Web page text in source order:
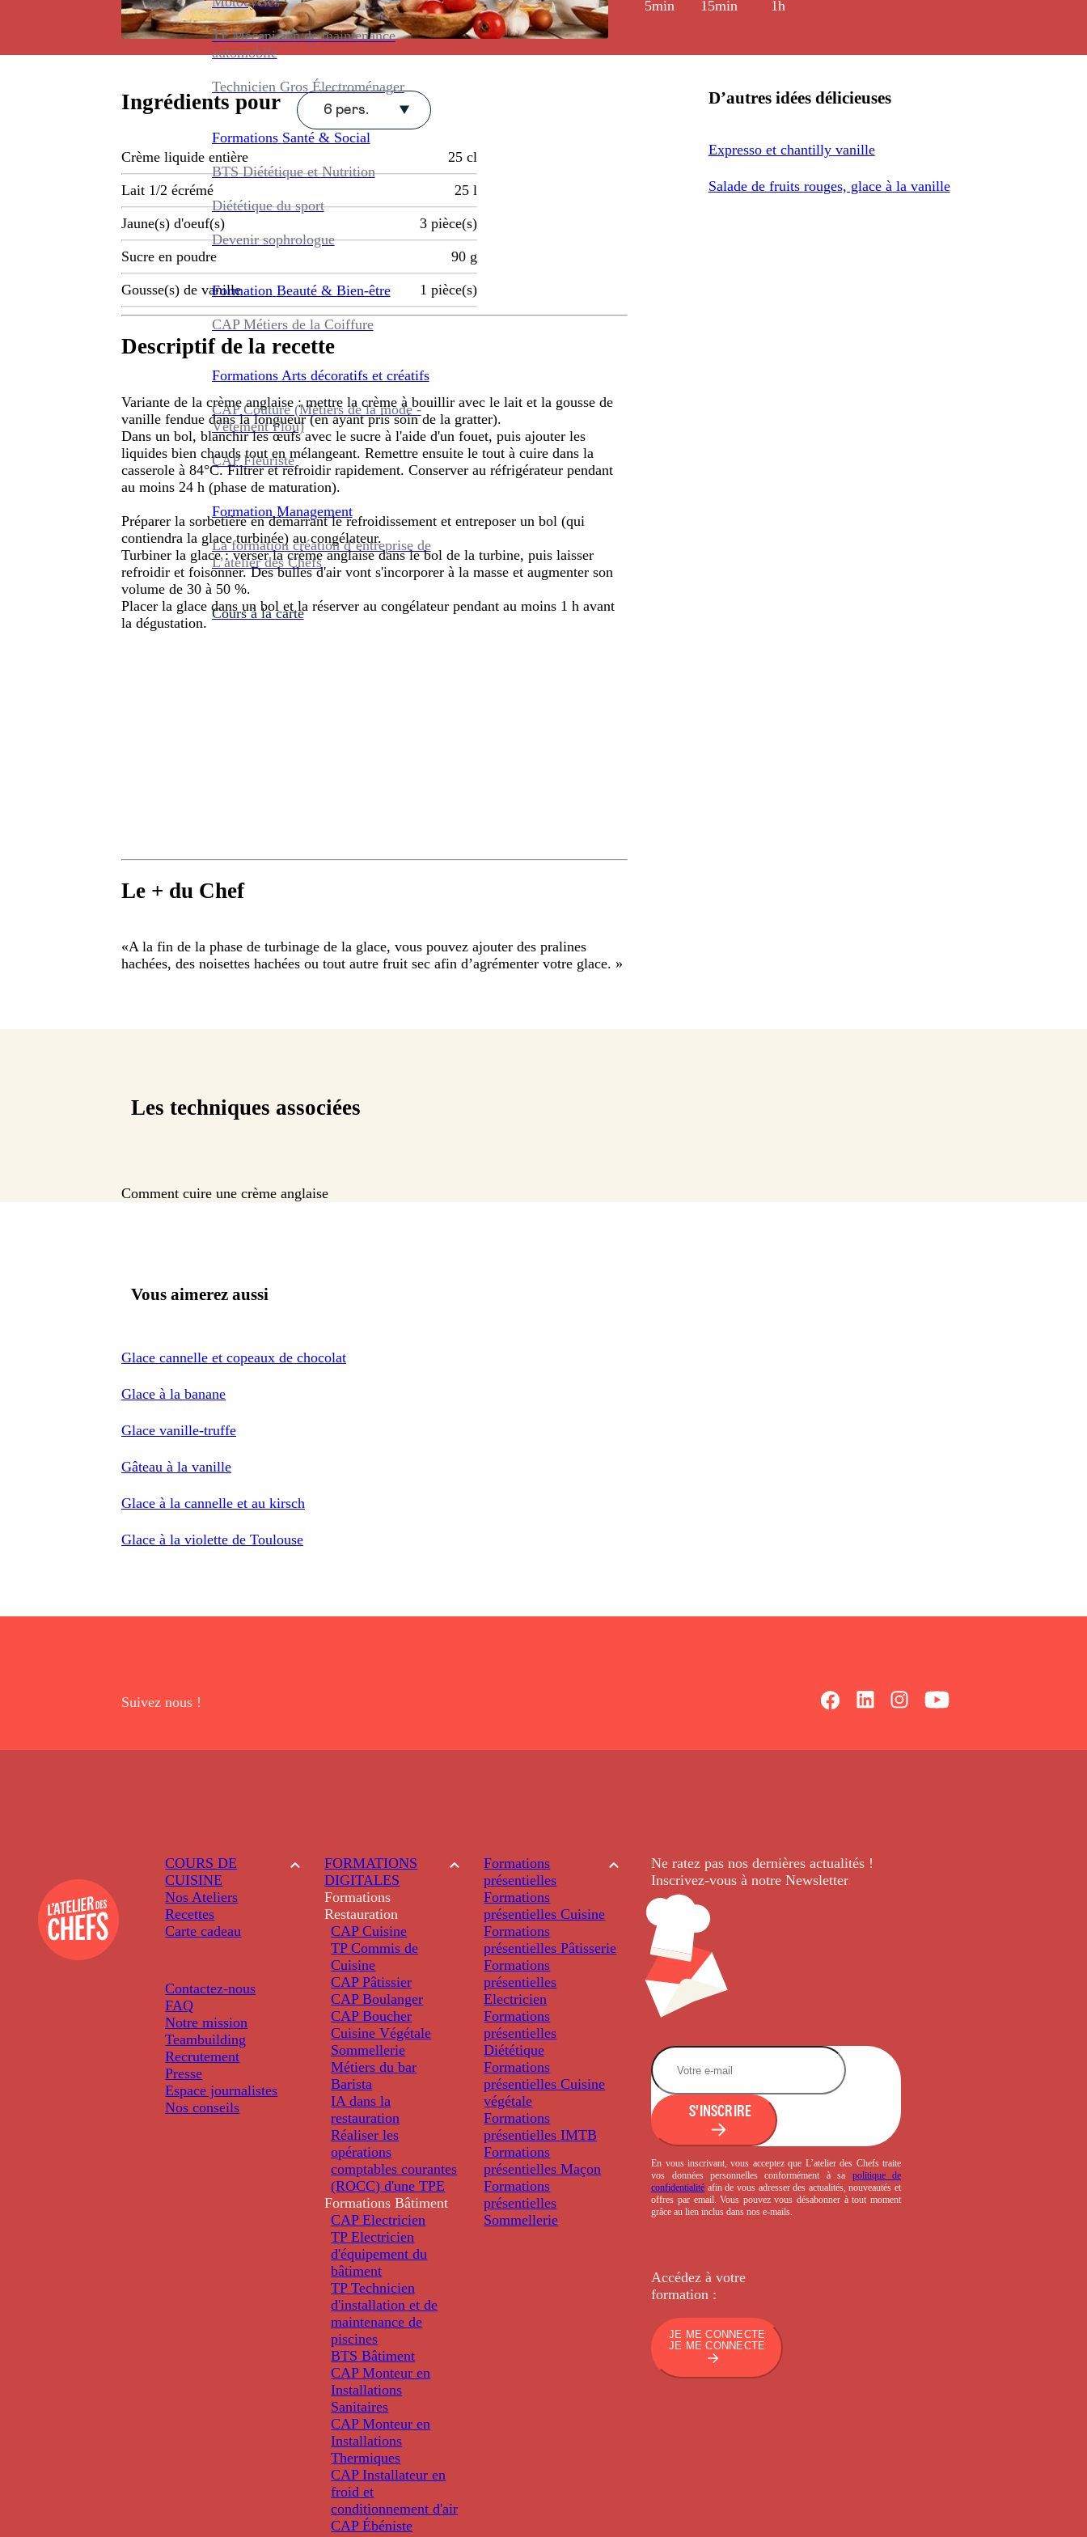
TP Mécanicien de maintenance
automobile
Technicien Gros Électroménager
Formations Santé & Social
BTS Diététique et Nutrition
Diététique du sport
Devenir sophrologue
Formation Beauté & Bien-être
CAP Métiers de la Coiffure
Formations Arts décoratifs et créatifs
CAP Couture (Métiers de la mode -
Vêtement Flou)
CAP Fleuriste
Formation Management
La formation création d’entreprise de
L’atelier des Chefs
Cours à la carte
5min 15min 1h
Ingrédients pour 6 pers.
Crème liquide entière 25 cl
Lait 1/2 écrémé 25 l
Jaune(s) d'oeuf(s) 3 pièce(s)
Sucre en poudre 90 g
Gousse(s) de vanille 1 pièce(s)
Descriptif de la recette
Variante de la crème anglaise : mettre la crème à bouillir avec le lait et la gousse de
vanille fendue dans la longueur (en ayant pris soin de la gratter).
Dans un bol, blanchir les œufs avec le sucre à l'aide d'un fouet, puis ajouter les
liquides bien chauds tout en mélangeant. Remettre ensuite le tout à cuire dans la
casserole à 84°C. Filtrer et refroidir rapidement. Conserver au réfrigérateur pendant
au moins 24 h (phase de maturation).
Préparer la sorbetière en démarrant le refroidissement et entreposer un bol (qui
contiendra la glace turbinée) au congélateur.
Turbiner la glace : verser la crème anglaise dans le bol de la turbine, puis laisser
refroidir et foisonner. Des bulles d'air vont s'incorporer à la masse et augmenter son
volume de 30 à 50 %.
Placer la glace dans un bol et la réserver au congélateur pendant au moins 1 h avant
la dégustation.
Le + du Chef
«A la fin de la phase de turbinage de la glace, vous pouvez ajouter des pralines
hachées, des noisettes hachées ou tout autre fruit sec afin d’agrémenter votre glace. »
D’autres idées délicieuses
Expresso et chantilly vanille
Salade de fruits rouges, glace à la vanille
Les techniques associées
Comment cuire une crème anglaise
Vous aimerez aussi
Glace cannelle et copeaux de chocolat
Glace à la banane
Glace vanille-truffe
Gâteau à la vanille
Glace à la cannelle et au kirsch
Glace à la violette de Toulouse
Suivez nous !
COURS DE
CUISINE
Nos Ateliers
Recettes
Carte cadeau
Contactez-nous
FAQ
Notre mission
Teambuilding
Recrutement
Presse
Espace journalistes
Nos conseils
FORMATIONS
DIGITALES
Formations
Restauration
CAP Cuisine
TP Commis de
Cuisine
CAP Pâtissier
CAP Boulanger
CAP Boucher
Cuisine Végétale
Sommellerie
Métiers du bar
Barista
IA dans la
restauration
Réaliser les
opérations
comptables courantes
(ROCC) d'une TPE
Formations Bâtiment
CAP Electricien
TP Electricien
d'équipement du
bâtiment
TP Technicien
d'installation et de
maintenance de
piscines
BTS Bâtiment
CAP Monteur en
Installations
Sanitaires
CAP Monteur en
Installations
Thermiques
CAP Installateur en
froid et
conditionnement d'air
CAP Ébéniste
Formations
présentielles
Formations
présentielles Cuisine
Formations
présentielles Pâtisserie
Formations
présentielles
Electricien
Formations
présentielles
Diététique
Formations
présentielles Cuisine
végétale
Formations
présentielles IMTB
Formations
présentielles Maçon
Formations
présentielles
Sommellerie
Ne ratez pas nos dernièresactualités !
Inscrivez-vous à notre Newsletter.
S'INSCRIRE
En vous inscrivant, vous acceptez que L’atelier des Chefs traite
vos données personnelles conformément à sa politique de
confidentialité afin de vous adresser des actualités, nouveautés et
offres par email. Vous pouvez vous désabonner à tout moment
grâce au lien inclus dans nos e-mails.
Accédez à votre
formation :
JE ME CONNECTE
JE ME CONNECTE